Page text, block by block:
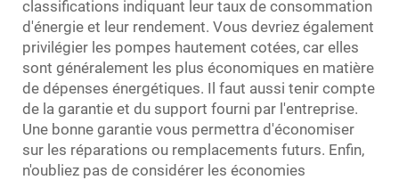
classifications indiquant leur taux de consommation
d'énergie et leur rendement. Vous devriez également
privilégier les pompes hautement cotées, car elles
sont généralement les plus économiques en matière
de dépenses énergétiques. Il faut aussi tenir compte
de la garantie et du support fourni par l'entreprise.
Une bonne garantie vous permettra d'économiser
sur les réparations ou remplacements futurs. Enfin,
n'oubliez pas de considérer les économies